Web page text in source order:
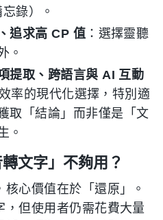
錄）。
追求高 CP 值 ：選擇靈聽
。
提取、跨語言與 AI 互動
率的現代化選擇，特別適
取「結論」而非僅是「文
。
文字」不夠用？
心價值在於「還原」。
，但使用者仍需花費大量